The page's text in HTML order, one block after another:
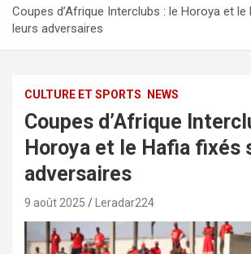
Coupes d’Afrique Interclubs : le Horoya et
leurs adversaires
CULTURE ET SPORTS NEWS
Coupes d’Afrique
Horoya et le Hafia fixés
adversaires
9 août 2025 Leradar224